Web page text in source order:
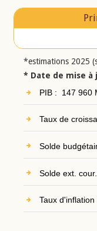
*estimations 2025
* Date de mise à
PIB : 147 960
Taux de
Solde
Solde ext.
Taux